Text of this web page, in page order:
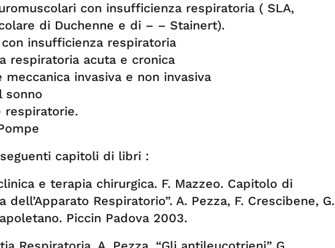
con insufficienza respiratoria ( SLA,
di Duchenne e di – – Stainert).
insufficienza respiratoria
respiratoria acuta e cronica
meccanica invasiva e non invasiva
sonno
respiratorie.
capitoli di libri :
e terapia chirurgica. F. Mazzeo. Capitolo di
dell’Apparato Respiratorio”. A. Pezza, F. Crescibene, G.
Piccin Padova 2003.